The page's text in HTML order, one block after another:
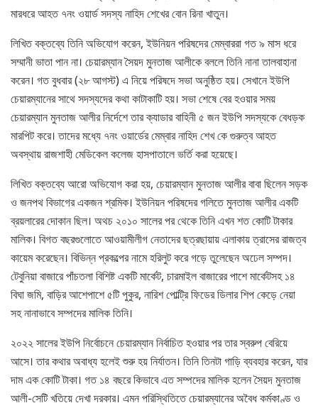
মারধরে আহত ৭নং ওয়ার্ড সদস্য নাহিদ শেখের বোন রিনা খাতুন।
লিখিত বক্তব্যে তিনি অভিযোগ করেন, ইউনিয়ন পরিষদের মেম্বাররা গত ৯ মাস ধরে
সম্মানী ভাতা পান না। চেয়ারম্যান সৈয়দ মুনতাজ আলীকে বললে তিনি নানা তালবাহানা
করেন। গত বুধবার (২৮ আগস্ট) এ নিয়ে পরিষদে সভা অনুষ্ঠিত হয়। সেখানে ইউপি
চেয়ারম্যানের সাথে সদস্যদের কথা কাটাকাটি হয়। সভা শেষে বের হওয়ার সময়
চেয়ারম্যান মুনতাজ আলীর নির্দেশে তার ক্যাডার বাহিনী ৫ জন ইউপি সদস্যকে বেধড়ক
মারপিট করে। তাদের মধ্যে ৭নং ওয়ার্ডের মেম্বার নাহিদ শেখ কে গুরুত্ব আহত
অবস্থায় রাজশাহী মেডিকেল কলেজ হাসপাতালে ভর্তি করা হয়েছে।
লিখিত বক্তব্যে আরো অভিযোগ করা হয়, চেয়ারম্যান মুনতাজ আলীর বাবা ছিলেন সড়ক
ও জনপথ বিভাগের একজন শ্রমিক। ইউনিয়ন পরিষদের গলিতে মুনতাজ আলীর একটি
ব্রয়লারের দোকান ছিল। অথচ ২০১০ সালের পর থেকে তিনি এখন শত কোটি টাকার
মালিক। বিগত বছরগুলোতে আওয়ামীলীগ নেতাদের ছত্রছায়ায় এলাকায় ত্রাসের রাজত্ব
কায়েম করেছেন। বিভিন্ন প্রকল্পের নামে হরিলুট করে গড়ে তুলেছেন অঢেল সম্পদ।
টেবুনিয়া বাজারে পাঁচতলা বিশিষ্ট একটি মার্কেট, চারমাইল বাজারের পাশে মার্কেটসহ ১৪
বিঘা জমি, বাড়ির আশেপাশে ৫টি পুকুর, নারিশ পোল্ট্রি ফিডের ডিলার শিপ কেড়ে নেয়া
সহ নানাভাবে সম্পদের মালিক তিনি।
২০২২ সালের ইউপি নির্বােচনে চেয়ারম্যান নির্বাচিত হওয়ার পর তার স্বরুপ বেরিয়ে
আসে। তার কথার অবাধ্য হলেই শুরু হয় নির্যাতন। তিনি তিনটা গাড়ি ব্যবহার করেন, যার
দাম এক কোটি টাকা। গত ১৪ বছরে কিভাবে এত সম্পদের মালিক হলেন সৈয়দ মুনতাজ
আলী-সেটি খতিয়ে দেখা দরকার। এমন পরিস্থিতিতে চেয়ারম্যানের অবৈধ কর্মকাণ্ড ও